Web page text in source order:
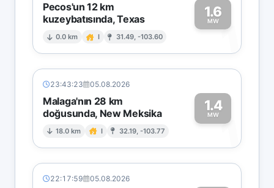
Pecos'un 12 km
kuzeybatısında, Texas
0.0 km I 31.49, -103.60
1.6
MW1
23:43:23 05.08.2026
Malaga'nın 28 km
doğusunda, New Meksika
18.0 km I 32.19, -103.77
1.4
MW1
22:17:59 05.08.2026